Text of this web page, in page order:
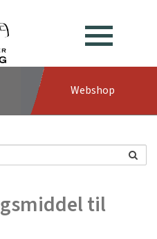
Webshop
til